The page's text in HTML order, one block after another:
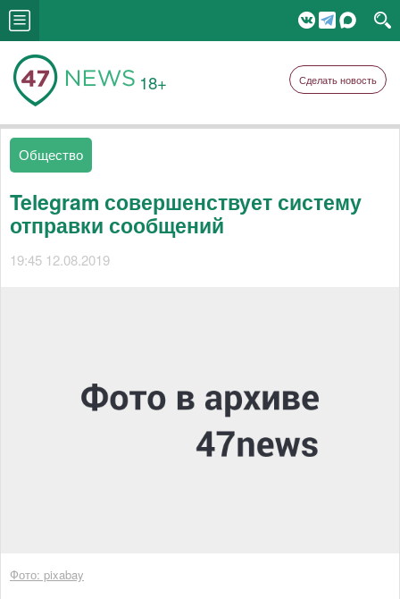
18+ Сделать новость
Общество
Telegram совершенствует систему
отправки сообщений
19:45 12.08.2019
Фото: pixabay